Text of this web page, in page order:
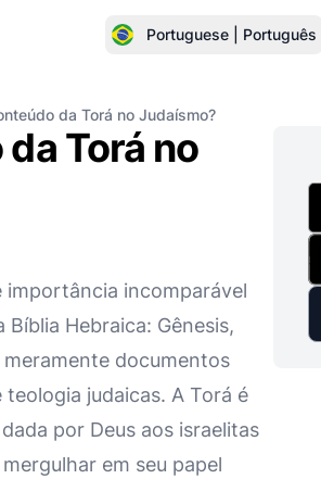
Portuguese | Português
da Torá no Judaísmo?
Torá no
importância incomparável
Hebraica: Gênesis,
meramente documentos
judaicas. A Torá é
por Deus aos israelitas
em seu papel